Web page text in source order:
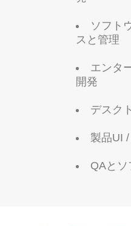
ソフト
スと管理
エンタ
開発
デスク
製品UI
QAとソ